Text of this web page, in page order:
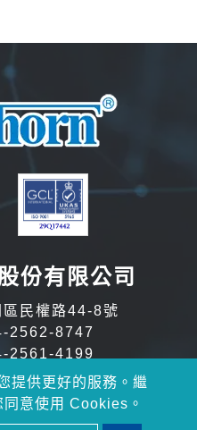
提供更好的服務。繼
意使用 Cookies。
份有限公司
民權路44-8號
2562-8747
2561-4199
廠股份有限公司 All rights